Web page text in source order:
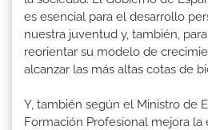
es esencial para el desarrollo
nuestra juventud y, también,
reorientar su modelo de
alcanzar las más altas cotas de
Y, también según el Ministro de
Formación Profesional mejora la